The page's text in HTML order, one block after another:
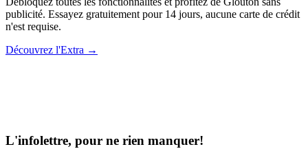
publicité. Essayez gratuitement pour 14 jours, aucune carte de crédit
n'est requise.
Découvrez l'Extra →
L'infolettre, pour ne rien manquer!